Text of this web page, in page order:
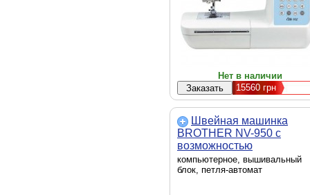
Нет в наличии
15560грн
Швейная машинка
BROTHER NV-950 с
возможностью
подключения к
компьютерное, вышивальный
блок, петля-автомат